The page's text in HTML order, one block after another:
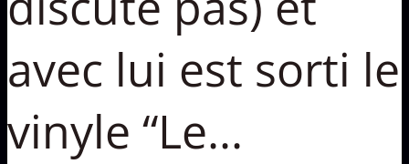
avec lui est sorti le
vinyle “Le...